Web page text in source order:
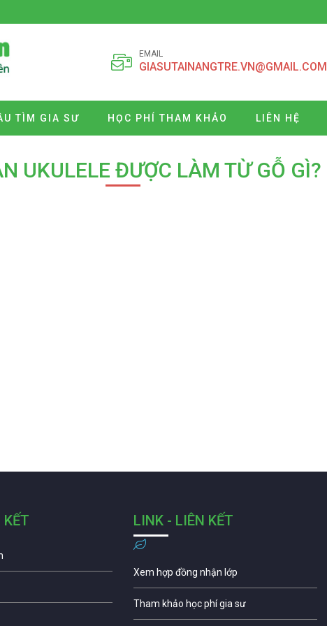
EMAIL
GIASUTAINANGTRE.VN@GMAIL.COM
TÌM GIA SƯ HỌC PHÍ THAM KHẢO LIÊN HỆ
UKULELE ĐƯỢC LÀM TỪ GỖ GÌ?
KẾT LINK - LIÊN KẾT
Xem hợp đồng nhận lớp
Tham khảo học phí gia sư